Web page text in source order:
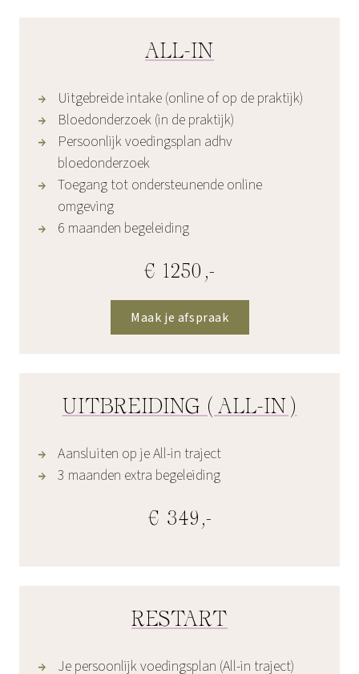
ALL-IN
Uitgebreide intake (online of op de praktijk)
Bloedonderzoek (in de praktijk)
Persoonlijk voedingsplan adhv
bloedonderzoek
Toegang tot ondersteunende online
omgeving
6 maanden begeleiding
€ 1250,-
Maak je afspraak
UITBREIDING (ALL-IN)
Aansluiten op je All-in traject
3 maanden extra begeleiding
€ 349,-
RESTART
Je persoonlijk voedingsplan (All-in traject)